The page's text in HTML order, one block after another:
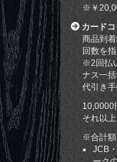
※￥
カード
商品到
回数を
※2回払
ナス一
代引き
10,0000
それ以
※合計額
JCB